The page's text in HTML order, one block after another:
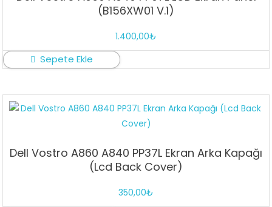
(B156XW01 V.1)
1.400,00₺
Sepete Ekle
Dell Vostro A860 A840 PP37L Ekran Arka Kapağı
(Lcd Back Cover)
350,00₺